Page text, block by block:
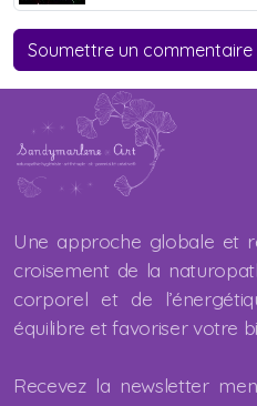
Soumettre un commentaire
Une approche globale et
croisement de la
corporel et de
équilibre et favoriser votre
Recevez la newsletter